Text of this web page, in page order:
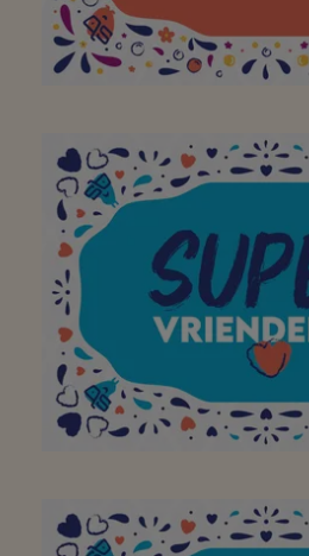
Merci